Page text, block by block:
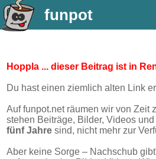
funpot
Hoppla ... dieser Beitrag ist in
Du hast einen ziemlich alten Link
Auf funpot.net räumen wir von Zeit
stehen Beiträge, Bilder, Videos
fünf Jahre sind, nicht mehr zur
Aber keine Sorge – Nachschub